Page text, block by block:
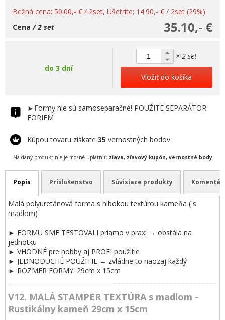
Bežná cena: 50.00,- € / 2set, Ušetríte: 14.90,- € / 2set (29%)
35.10,- €
Cena / 2 set
do 3 dní
× 2 set
Vložiť do košíka
►Formy nie sú samoseparačné! POUŽITE SEPARÁTOR
FORIEM
Kúpou tovaru získate 35 vernostných bodov.
Na daný produkt nie je možné uplatniť: zľava, zľavový kupón, vernostné body
Popis Príslušenstvo Súvisiace produkty
Malá polyuretánová forma s hlbokou textúrou kameňa ( s
madlom)
► FORMU SME TESTOVALI priamo v praxi → obstála na
jednotku
► VHODNÉ pre hobby aj PROFI použitie
► JEDNODUCHÉ POUŽITIE → zvládne to naozaj každý
► ROZMER FORMY: 29cm x 15cm
V12. MALÁ STAMPER TEXTÚRA s madlom -
Rustikálny kameň 29cm x 15cm